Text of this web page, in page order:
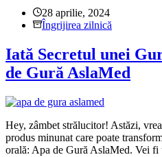
28 aprilie, 2024
Îngrijirea zilnică
Iată Secretul unei
de Gură AslaMed
Hey, zâmbet strălucitor! Astăzi,
produs minunat care poate
orală: Apa de Gură AslaMed. Vei